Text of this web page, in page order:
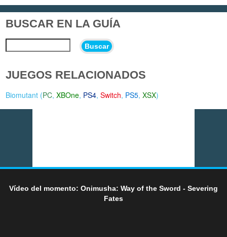
BUSCAR EN LA GUÍA
Buscar
JUEGOS RELACIONADOS
Biomutant (PC,XBOne, PS4,Switch, PS5,XSX)
Vídeo del momento: Onimusha: Way of the Sword - Severing
Fates